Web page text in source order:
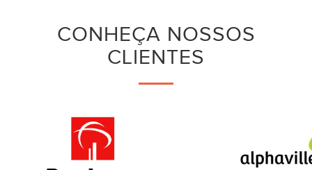
CONHEÇA NOSSOS
CLIENTES